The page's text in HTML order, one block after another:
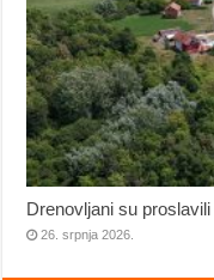
Drenovljani su
26. srpnja 2026.